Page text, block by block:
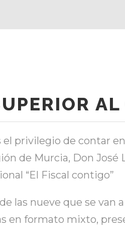
AL
privilegio de contar
de Murcia, Don José
“El Fiscal contigo”
las nueve que se
en formato mixto,